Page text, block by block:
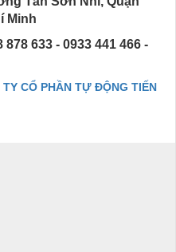
Minh
878 633 - 0933 441 466 -
TY CỔ PHẦN TỰ ĐỘNG TIẾN